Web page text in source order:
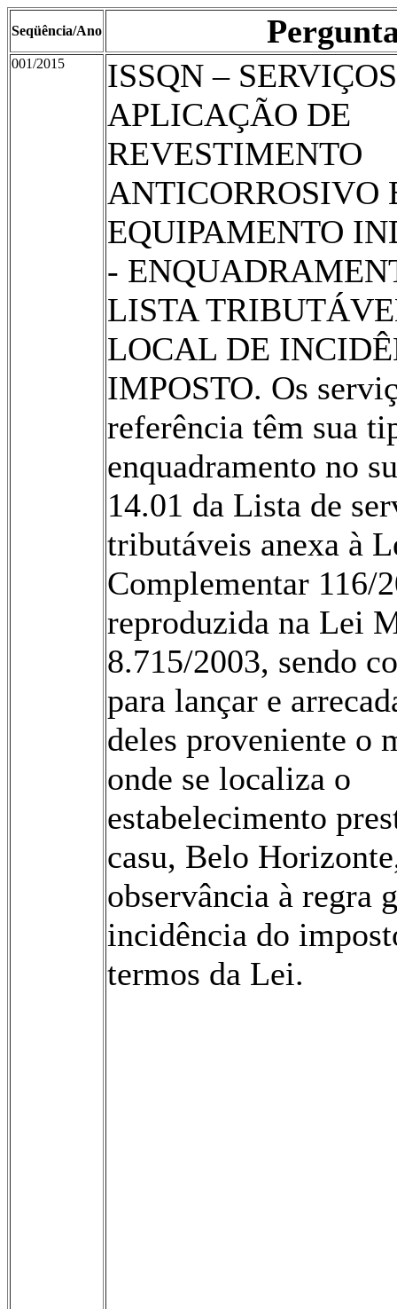
Seqüência/Ano
001/2015
ISSQN –
APLICAÇÃO DE
REVESTIMENTO
ANTICORROSIVO
EQUIPAMENTO
-
LISTA
LOCAL DE
IMPOSTO. Os
referência têm sua
enquadramento no
14.01 da Lista de
tributáveis anexa à
Complementar 116/
reproduzida na Lei
8.715/2003, sendo
para lançar e
deles proveniente o
onde se localiza o
estabelecimento
casu, Belo
observância à regra
incidência do
termos da Lei.